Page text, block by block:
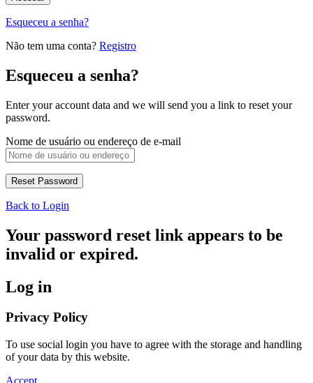
Esqueceu a senha?
Não tem uma conta? Registro
Esqueceu a senha?
Enter your account data and we will send you a link to reset your
password.
Nome de usuário ou endereço de e-mail
Back to Login
Your password reset link appears to be
invalid or expired.
Log in
Privacy Policy
To use social login you have to agree with the storage and handling
of your data by this website.